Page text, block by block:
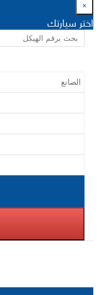
×
اختر سيارتك